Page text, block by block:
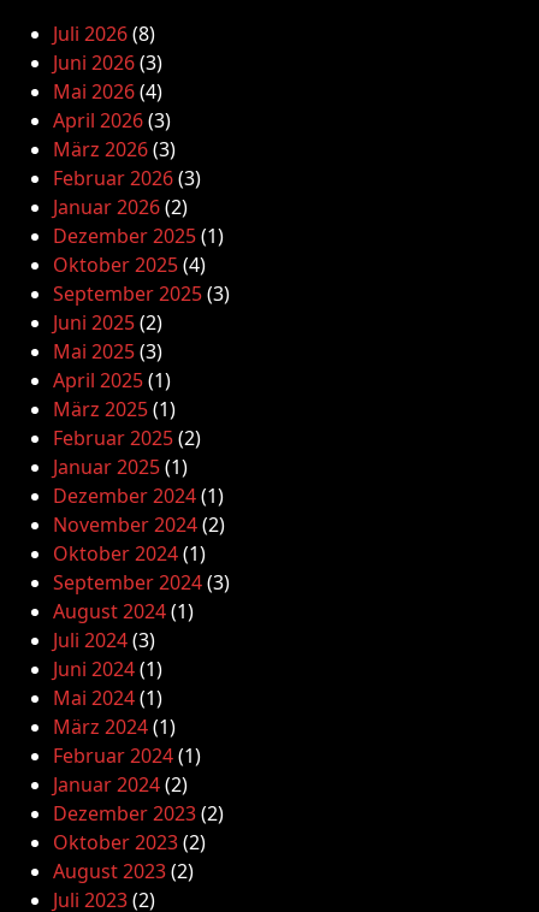
Juli 2026(8)
Juni 2026(3)
Mai 2026(4)
April 2026(3)
März 2026(3)
Februar 2026(3)
Januar 2026(2)
Dezember 2025(1)
Oktober 2025(4)
September 2025(3)
Juni 2025(2)
Mai 2025(3)
April 2025(1)
März 2025(1)
Februar 2025(2)
Januar 2025(1)
Dezember 2024(1)
November 2024(2)
Oktober 2024(1)
September 2024(3)
August 2024(1)
Juli 2024(3)
Juni 2024(1)
Mai 2024(1)
März 2024(1)
Februar 2024(1)
Januar 2024(2)
Dezember 2023(2)
Oktober 2023(2)
August 2023(2)
Juli 2023(2)